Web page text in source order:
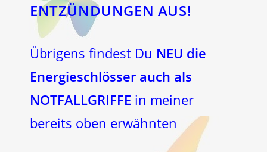
ENTZÜNDUNGEN AUS!
Übrigens findest Du NEU die
Energieschlösser auch als
NOTFALLGRIFFE in meiner
bereits oben erwähnten